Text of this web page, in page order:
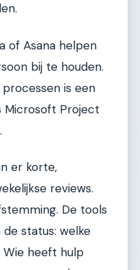
of Asana helpen
bij te houden.
is een
Microsoft Project
er korte,
reviews.
De tools
status: welke
heeft hulp